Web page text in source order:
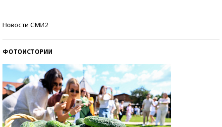
Новости СМИ2
ФОТОИСТОРИИ